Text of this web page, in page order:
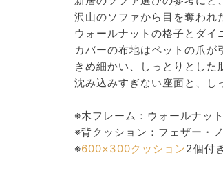
沢山のソファから目を奪われ
ウォールナットの格子とダイ
カバーの布地はペットの爪が
きめ細かい、しっとりとした
沈み込みすぎない座面と、し
※木フレーム：ウォールナッ
※背クッション：フェザー・
※600×300クッション2個付き